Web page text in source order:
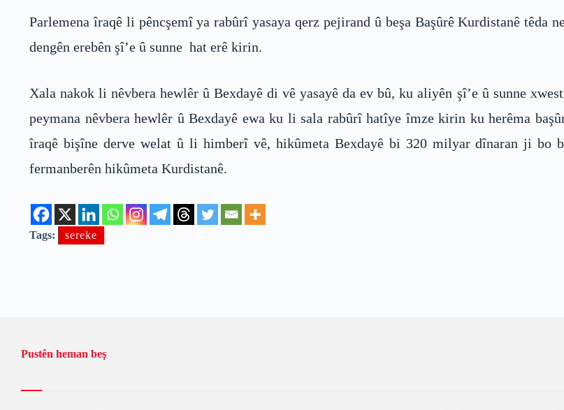
Parlemena îraqê li pêncşemî ya rabûrî yasaya qerz pejirand û beşa Başûrê Kurdistanê têda
dengên erebên şî’e û sunne hat erê kirin.
Xala nakok li nêvbera hewlêr û Bexdayê di vê yasayê da ev bû, ku aliyên şî’e û sunne
peymana nêvbera hewlêr û Bexdayê ewa ku li sala rabûrî hatîye îmze kirin ku herêma
îraqê bişîne derve welat û li himberî vê, hikûmeta Bexdayê bi 320 milyar dînaran ji bo
fermanberên hikûmeta Kurdistanê.
Tags: sereke
Pustên heman beş